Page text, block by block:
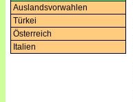
Auslandsvorwahlen
Türkei
Österreich
Italien